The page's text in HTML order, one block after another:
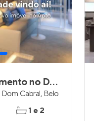
Breve Lançamento no Dom Cabral
Dom Cabral, Belo
1 e 2